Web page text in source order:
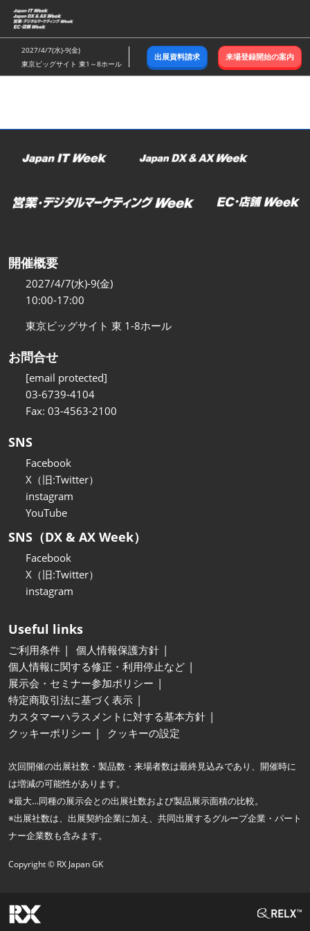
ス
キ
ッ
し
む
2027/4/7(水)-9(金)
東京ビッグサイト 東1～8ホール
出展資料請求 来場登録開始の案内
開催概要
2027/4/7(水)-9(金)
10:00-17:00
東京ビッグサイト 東 1-8ホール
お問合せ
[email protected]
03-6739-4104
Fax: 03-4563-2100
SNS
Facebook
X（旧:Twitter）
instagram
YouTube
SNS（DX & AX Week）
Facebook
X（旧:Twitter）
instagram
Useful links
ご利用条件
個人情報保護方針
個人情報に関する修正・利用停止など
展示会・セミナー参加ポリシー
特定商取引法に基づく表示
カスタマーハラスメントに対する基本方針
クッキーポリシー
クッキーの設定
次回開催の出展社数・製品数・来場者数は最終見込みであり、開催時に
は増減の可能性があります。
※最大…同種の展示会との出展社数および製品展示面積の比較。
※出展社数は、出展契約企業に加え、共同出展するグループ企業・パート
ナー企業数も含みます。
Copyright © RX Japan GK